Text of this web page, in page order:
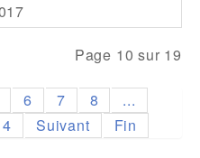
Page 10 sur 19
6 7 8
...
Suivant Fin